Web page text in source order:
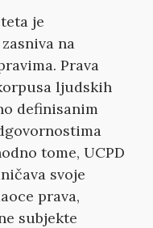
je
na
Prava
ljudskih
definisanim
tome, UCPD
svoje
prava,
subjekte